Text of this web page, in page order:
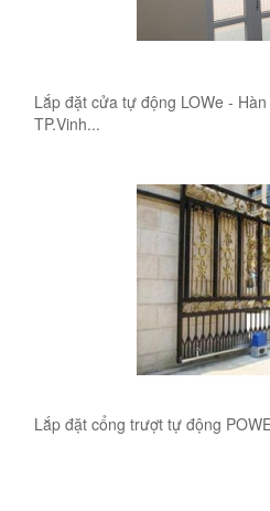
Lắp đặt cửa tự động LOWe -
TP.Vinh...
Lắp đặt cổng trượt tự động